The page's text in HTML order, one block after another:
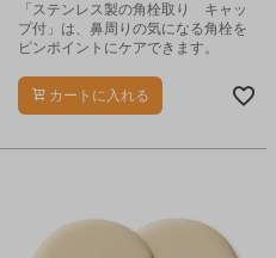
「ステンレス製の角栓取り キャッ
プ付」は、鼻周りの気になる角栓を
ピンポイントにケアできます。
カートに入れる